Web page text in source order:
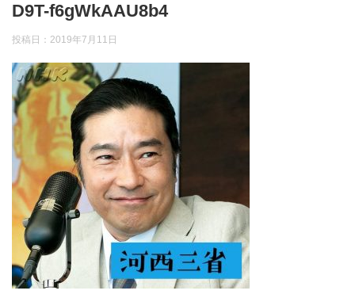
D9T-f6gWkAAU8b4
投稿日： 2019年7月11日